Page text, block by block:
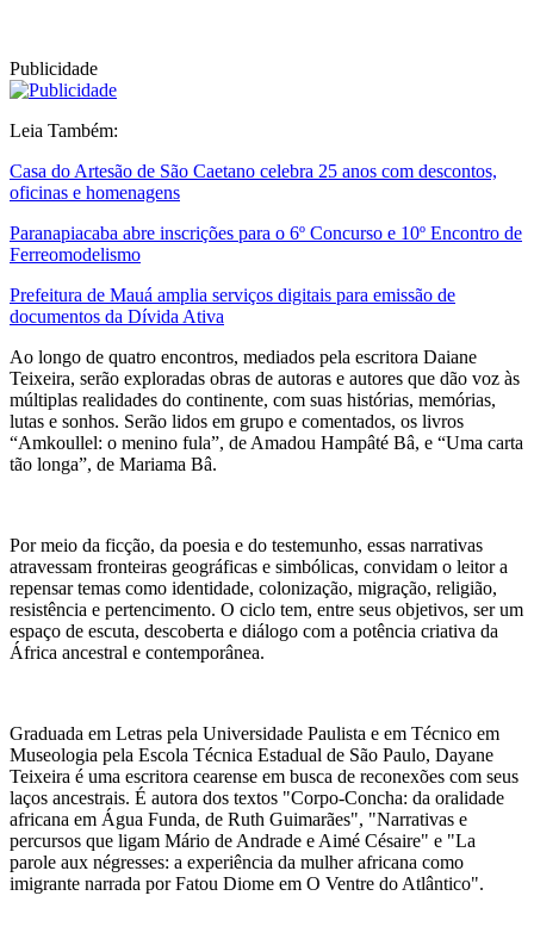
Publicidade
Leia Também:
Casa do Artesão de São Caetano celebra 25 anos com descontos,
oficinas e homenagens
Paranapiacaba abre inscrições para o 6º Concurso e 10º Encontro de
Ferreomodelismo
Prefeitura de Mauá amplia serviços digitais para emissão de
documentos da Dívida Ativa
Ao longo de quatro encontros, mediados pela escritora Daiane
Teixeira, serão exploradas obras de autoras e autores que dão voz às
múltiplas realidades do continente, com suas histórias, memórias,
lutas e sonhos. Serão lidos em grupo e comentados, os livros
“Amkoullel: o menino fula”, de Amadou Hampâté Bâ, e “Uma carta
tão longa”, de Mariama Bâ.
Por meio da ficção, da poesia e do testemunho, essas narrativas
atravessam fronteiras geográficas e simbólicas, convidam o leitor a
repensar temas como identidade, colonização, migração, religião,
resistência e pertencimento. O ciclo tem, entre seus objetivos, ser um
espaço de escuta, descoberta e diálogo com a potência criativa da
África ancestral e contemporânea.
Graduada em Letras pela Universidade Paulista e em Técnico em
Museologia pela Escola Técnica Estadual de São Paulo, Dayane
Teixeira é uma escritora cearense em busca de reconexões com seus
laços ancestrais. É autora dos textos "Corpo-Concha: da oralidade
africana em Água Funda, de Ruth Guimarães", "Narrativas e
percursos que ligam Mário de Andrade e Aimé Césaire" e "La
parole aux négresses: a experiência da mulher africana como
imigrante narrada por Fatou Diome em O Ventre do Atlântico".